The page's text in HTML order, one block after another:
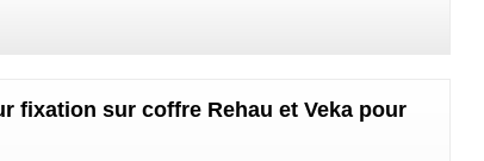
fixation sur coffre Rehau et Veka pour